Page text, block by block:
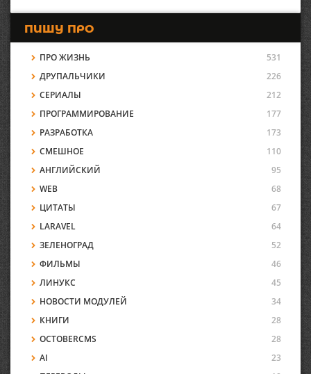
ПИШУ ПРО
ПРО ЖИЗНЬ
531
ДРУПАЛЬЧИКИ
226
СЕРИАЛЫ
212
ПРОГРАММИРОВАНИЕ
177
РАЗРАБОТКА
173
СМЕШНОЕ
110
АНГЛИЙСКИЙ
95
WEB
68
ЦИТАТЫ
67
LARAVEL
64
ЗЕЛЕНОГРАД
52
ФИЛЬМЫ
46
ЛИНУКС
45
НОВОСТИ МОДУЛЕЙ
34
КНИГИ
28
OCTOBERCMS
28
AI
23